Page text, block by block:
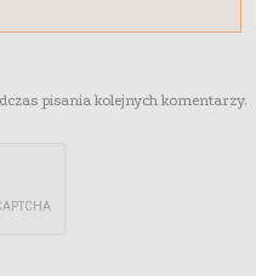
pisania kolejnych komentarzy.